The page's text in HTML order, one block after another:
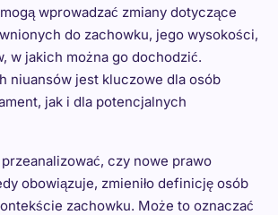
wprowadzać zmiany dotyczące
do zachowku, jego wysokości,
w jakich można go dochodzić.
niuansów jest kluczowe dla osób
jak i dla potencjalnych
przeanalizować, czy nowe prawo
obowiązuje, zmieniło definicję osób
zachowku. Może to oznaczać